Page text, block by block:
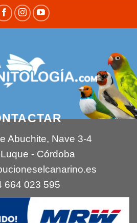
Abuchite, Nave 3-4
- Córdoba
664 023 595